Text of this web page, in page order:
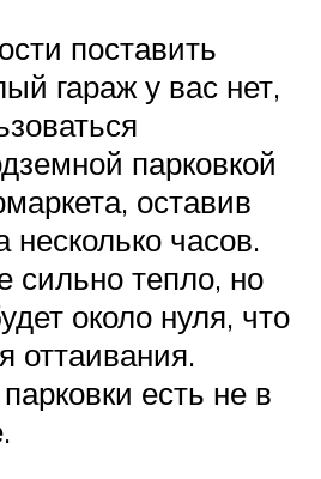
поставить
гараж у вас нет,
парковкой
оставив
часов.
сильно тепло, но
около нуля, что
оттаивания.
есть не в